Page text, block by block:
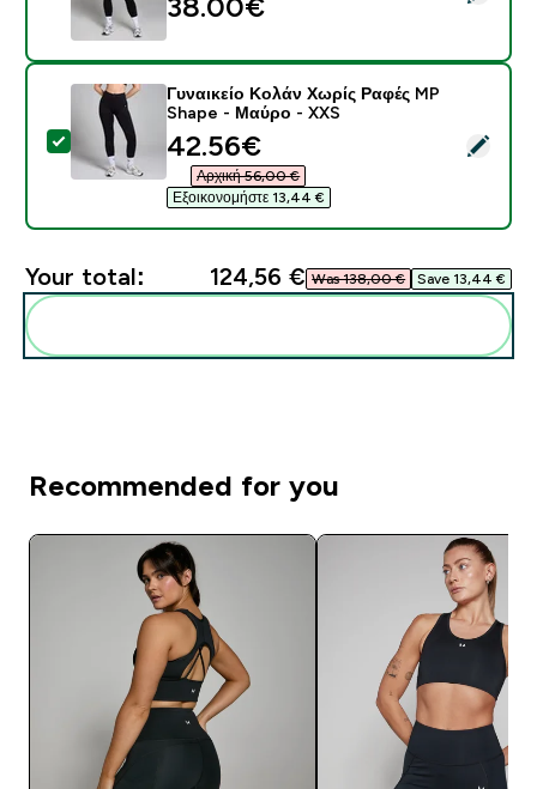
Select this product - Γυναικείο Κολάν Χωρίς Ραφές
Γυναικείο Κολάν Χωρίς Ραφές MP
Shape - Μαύρο - XXS
discounted price
42.56€‎
Αρχική 56,00 €‎
Εξοικονομήστε 13,44 €‎
Your total: 124,56 €‎ Was 138,00 €‎ Save 13,44 €‎
Recommended for you